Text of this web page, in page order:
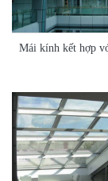
Mái kính kết hợp